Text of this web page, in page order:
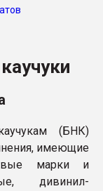
пластмасс
(БНК)
имеющие
марки и
дивинил-